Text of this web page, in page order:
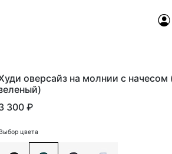
оверсайз на молнии с начесом
300 ₽
Выбор цвета